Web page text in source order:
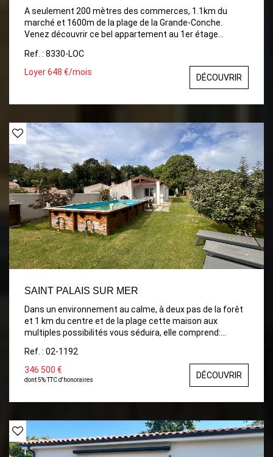
A seulement 200 mètres des commerces, 1.1km du
marché et 1600m de la plage de la Grande-Conche.
Venez découvrir ce bel appartement au 1er étage
cuisine, une chambre avec placard, une salle de bain avec
sèche serviette, un wc et un stationnement commun.
Chauffage électrique et ballon d'eau chaude électrique.
Ref. : 8330-LOC
Loyer 648 €/mois
DÉCOUVRIR
SAINT PALAIS SUR MER
Dans un environnement au calme, à deux pas de la forêt
et 1 km du centre et de la plage cette maison aux
multiples possibilités vous séduira, elle comprend:
et la piscine, bureau, chambre, salle d'eau avec wc. Le
tout sur 1618 m² de terrain avec en dépendance abri en
dur. La maison est en parfait état et possibilité
Ref. : 02-1192
346 500 €
dont 5% TTC d'honoraires DÉCOUVRIR